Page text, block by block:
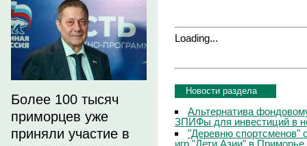
Более 100 тысяч
приморцев уже
приняли участие в
Loading...
Новости раздела
Альтернатива
ЗПИФы для инвестиций в
"Деревню спортсменов"
игр "Дети Азии" в Приморье